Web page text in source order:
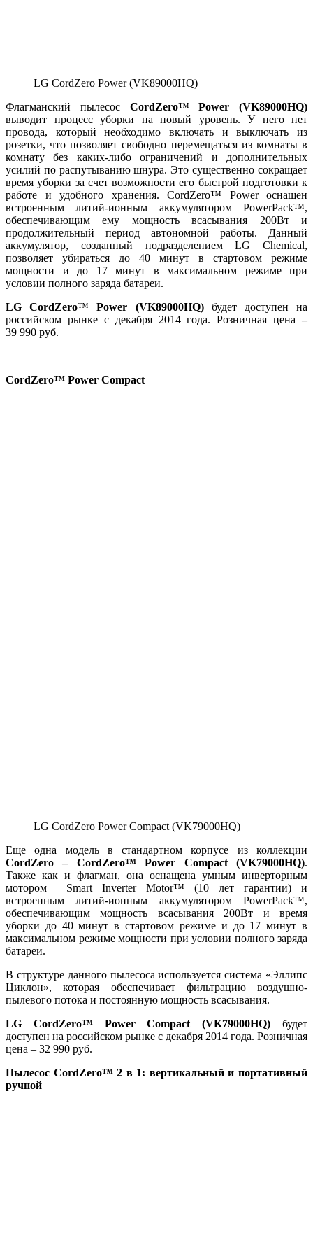
LG CordZero Power (VK89000HQ)
Флагманский пылесос CordZero™ Power (VK89000HQ)
выводит процесс уборки на новый уровень. У него нет
провода, который необходимо включать и выключать из
розетки, что позволяет свободно перемещаться из комнаты в
комнату без каких-либо ограничений и дополнительных
усилий по распутыванию шнура. Это существенно сокращает
время уборки за счет возможности его быстрой подготовки к
работе и удобного хранения. CordZero™ Power оснащен
встроенным литий-ионным аккумулятором PowerPack™,
обеспечивающим ему мощность всасывания 200Вт и
продолжительный период автономной работы. Данный
аккумулятор, созданный подразделением LG Chemical,
позволяет убираться до 40 минут в стартовом режиме
мощности и до 17 минут в максимальном режиме при
условии полного заряда батареи.
LG
CordZero™ Power (VK89000HQ)будет доступен на
российском рынке с декабря 2014 года. Розничная цена –
39 990 руб.
CordZero™ Power Compact
LG CordZero Power Compact (VK79000HQ)
Еще одна модель в стандартном корпусе из коллекции
CordZero – CordZero™Power Compact(VK79000HQ).
Также как и флагман, она оснащена умным инверторным
мотором Smart Inverter Motor™ (10 лет гарантии) и
встроенным литий-ионным аккумулятором PowerPack™,
обеспечивающим мощность всасывания 200Вт и время
уборки до 40 минут в стартовом режиме и до 17 минут в
максимальном режиме мощности при условии полного заряда
батареи.
В структуре данного пылесоса используется система «Эллипс
Циклон», которая обеспечивает фильтрацию воздушно-
пылевого потока и постоянную мощность всасывания.
LG
CordZero™ Power Compact (VK79000HQ) будет
доступен на российском рынке с декабря 2014 года. Розничная
цена – 32 990 руб.
Пылесос CordZero™ 2 в 1: вертикальный и портативный
ручной